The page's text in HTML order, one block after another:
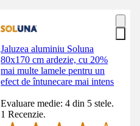
Jaluzea aluminiu Soluna
80x170 cm ardezie, cu 20%
mai multe lamele pentru un
efect de întunecare mai intens
Evaluare medie: 4 din 5 stele.
1 Recenzie.